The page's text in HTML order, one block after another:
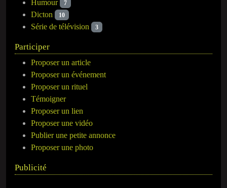
Humour 7
Dicton 10
Série de télévision 3
Participer
Proposer un article
Proposer un événement
Proposer un rituel
Témoigner
Proposer un lien
Proposer une vidéo
Publier une petite annonce
Proposer une photo
Publicité